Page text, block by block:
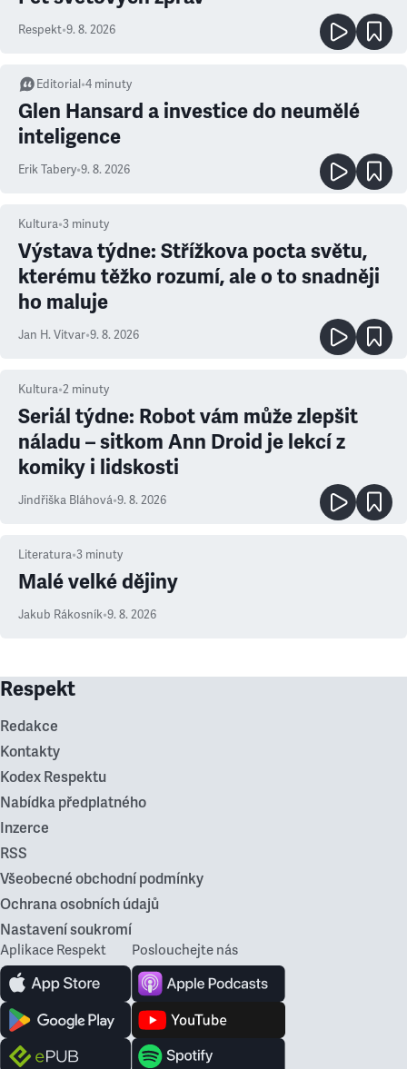
Respekt•9. 8. 2026
Editorial •4 minuty
Glen Hansard a investice do neumělé
inteligence
Erik Tabery•9. 8. 2026
Kultura•3 minuty
Výstava týdne: Střížkova pocta světu,
kterému těžko rozumí, ale o to snadněji
ho maluje
Jan H. Vitvar•9. 8. 2026
Kultura•2 minuty
Seriál týdne: Robot vám může zlepšit
náladu – sitkom Ann Droid je lekcí z
komiky i lidskosti
Jindřiška Bláhová•9. 8. 2026
Literatura•3 minuty
Malé velké dějiny
Jakub Rákosník•9. 8. 2026
Respekt
Redakce
Kontakty
Kodex Respektu
Nabídka předplatného
Inzerce
RSS
Všeobecné obchodní podmínky
Ochrana osobních údajů
Nastavení soukromí
Aplikace Respekt Poslouchejte nás